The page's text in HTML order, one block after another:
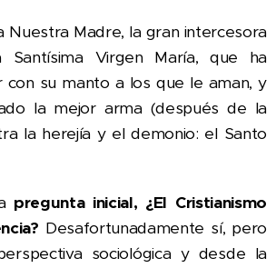
Nuestra Madre, la gran intercesora
Virgen María, que ha
con su manto a los que le aman, y
la mejor arma (después de la
la herejía y el demonio: el Santo
pregunta inicial, ¿El Cristianismo
Desafortunadamente sí, pero
sociológica y desde la